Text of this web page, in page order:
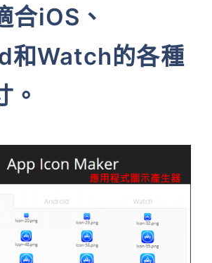
合iOS、
和Watch的各種
。